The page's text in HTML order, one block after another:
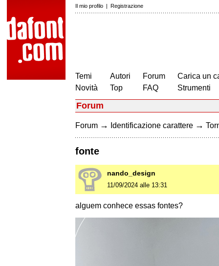
Il mio profilo | Registrazione
Temi
Novità
Autori
Top
Forum
FAQ
Carica un
Strumenti
Forum
Forum → Identificazione carattere →
fonte
nando_design
11/09/2024 alle 13:31
alguem conhece essas fontes?